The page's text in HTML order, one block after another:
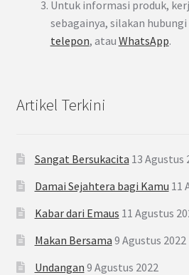
Untuk informasi produk,
sebagainya, silakan
telepon, atau WhatsApp.
Artikel Terkini
Sangat Bersukacita 13 Agustus
Damai Sejahtera bagi Kamu 11
Kabar dari Emaus 11 Agustus
Makan Bersama 9 Agustus 2022
Undangan 9 Agustus 2022